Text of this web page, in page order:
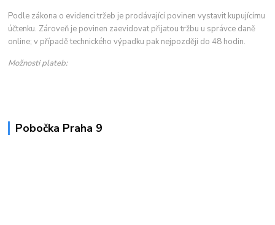
Podle zákona o evidenci tržeb je prodávající povinen vystavit kupujícímu
účtenku. Zároveň je povinen zaevidovat přijatou tržbu u správce daně
online; v případě technického výpadku pak nejpozději do 48 hodin.
Možnosti plateb:
Pobočka Praha 9